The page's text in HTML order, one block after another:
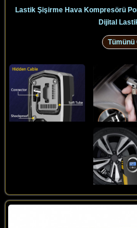
Lastik Şişirme Hava Kompresörü
Dijital
Tümünü